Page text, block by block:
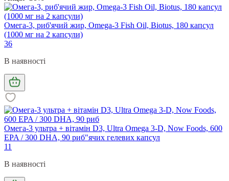
Омега-3, риб'ячий жир, Omega-3 Fish Oil, Biotus, 180 капсул
(1000 мг на 2 капсули)
36
В наявності
Омега-3 ультра + вітамін D3, Ultra Omega 3-D, Now Foods, 600
EPA / 300 DHA, 90 риб"ячих гелевих капсул
11
В наявності